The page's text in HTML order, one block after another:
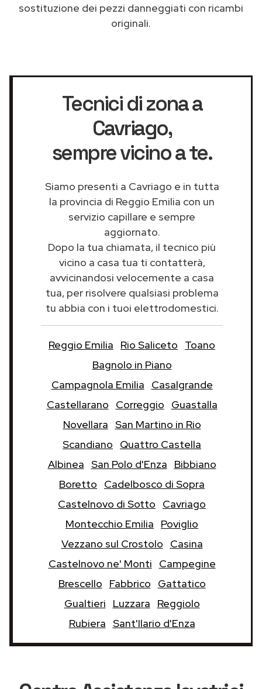
sostituzione dei pezzi danneggiati con ricambi
originali.
Tecnici di zona a
Cavriago,
sempre vicino a te.
Siamo presenti a Cavriago e in tutta
la provincia di Reggio Emilia con un
servizio capillare e sempre
aggiornato.
Dopo la tua chiamata, il tecnico più
vicino a casa tua ti contatterà,
avvicinandosi velocemente a casa
tua, per risolvere qualsiasi problema
tu abbia con i tuoi elettrodomestici.
Reggio Emilia Rio Saliceto
Toano
Bagnolo in Piano
Campagnola Emilia
Casalgrande
Castellarano
Correggio
Guastalla
Novellara San Martino in Rio
Scandiano
Quattro Castella
Albinea San Polo d'Enza
Bibbiano
Boretto
Cadelbosco di Sopra
Castelnovo di Sotto
Cavriago
Montecchio Emilia
Poviglio
Vezzano sul Crostolo
Casina
Castelnovo ne' Monti
Campegine
Brescello
Fabbrico
Gattatico
Gualtieri
Luzzara
Reggiolo
Rubiera Sant'Ilario d'Enza